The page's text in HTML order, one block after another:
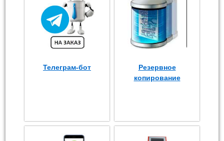
Телеграм-бот
Резервное
копирование